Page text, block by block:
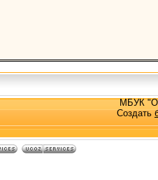
МБУК
Создать